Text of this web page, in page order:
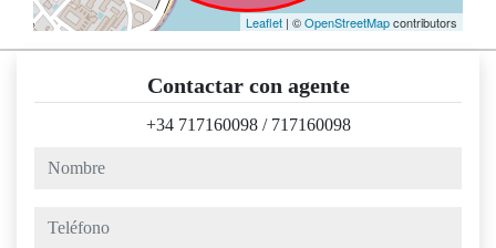
Leaflet | ©OpenStreetMapcontributors
Contactar con agente
+34 717160098 / 717160098
nombre
teléfono